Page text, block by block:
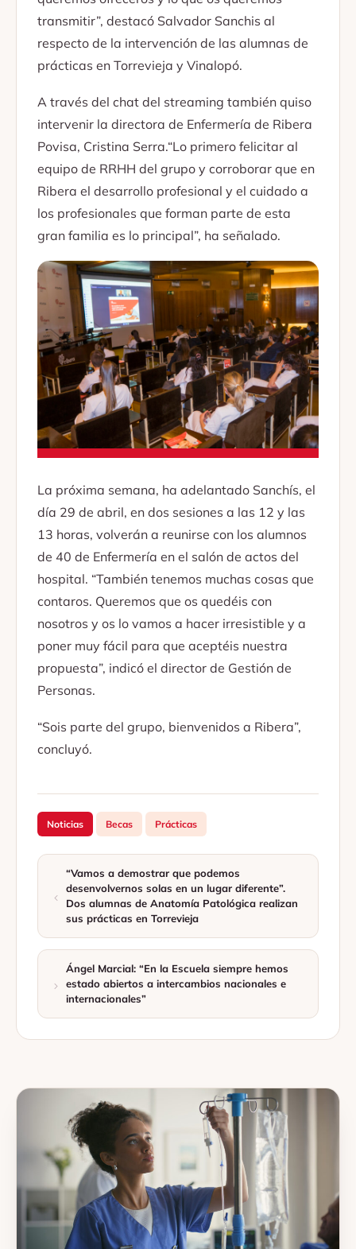
transmitir”, destacó Salvador Sanchis al
respecto de la intervención de las alumnas de
prácticas en Torrevieja y Vinalopó.
A través del chat del streaming también quiso
intervenir la directora de Enfermería de Ribera
Povisa, Cristina Serra.“Lo primero felicitar al
equipo de RRHH del grupo y corroborar que en
Ribera el desarrollo profesional y el cuidado a
los profesionales que forman parte de esta
gran familia es lo principal”, ha señalado.
La próxima semana, ha adelantado Sanchís, el
día 29 de abril, en dos sesiones a las 12 y las
13 horas, volverán a reunirse con los alumnos
de 40 de Enfermería en el salón de actos del
hospital. “También tenemos muchas cosas que
contaros. Queremos que os quedéis con
nosotros y os lo vamos a hacer irresistible y a
poner muy fácil para que aceptéis nuestra
propuesta”, indicó el director de Gestión de
Personas.
“Sois parte del grupo, bienvenidos a Ribera”,
concluyó.
Noticias Becas Prácticas
“Vamos a demostrar que podemos
desenvolvernos solas en un lugar diferente”.
Dos alumnas de Anatomía Patológica realizan
sus prácticas en Torrevieja
Ángel Marcial: “En la Escuela siempre hemos
estado abiertos a intercambios nacionales e
internacionales”